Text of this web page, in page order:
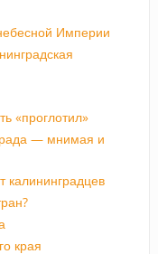
Империи
«проглотил»
— мнимая и
калининградцев
края